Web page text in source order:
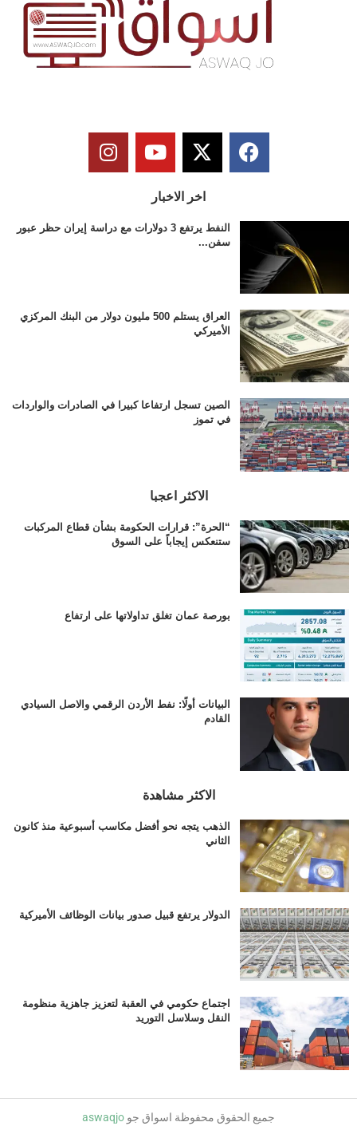
اخر الاخبار
النفط يرتفع 3 دولارات مع دراسة إيران حظر عبور
سفن...
العراق يستلم 500 مليون دولار من البنك المركزي
الأميركي
الصين تسجل ارتفاعا كبيرا في الصادرات والواردات
في تموز
الاكثر اعجبا
“الحرة”: قرارات الحكومة بشأن قطاع المركبات
ستنعكس إيجاباً على السوق
بورصة عمان تغلق تداولاتها على ارتفاع
البيانات أولًا: نفط الأردن الرقمي والاصل السيادي
القادم
الاكثر مشاهدة
الذهب يتجه نحو أفضل مكاسب أسبوعية منذ كانون
الثاني
الدولار يرتفع قبيل صدور بيانات الوظائف الأميركية
اجتماع حكومي في العقبة لتعزيز جاهزية منظومة
النقل وسلاسل التوريد
جميع الحقوق محفوظة اسواق جو aswaqjo